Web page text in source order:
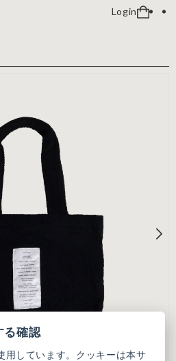
Login
る確認
用しています。クッキーは本サ